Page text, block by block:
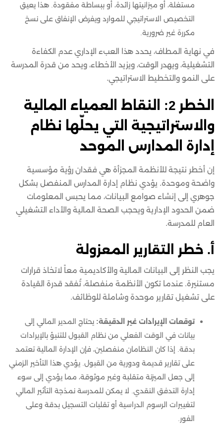
مستغلة، أو ميزانيتها زائدة، أو ببساطة مفقودة. هذا يعيق
التخصيص الاستراتيجي للموارد ويفرض الإنفاق على نسخ
مكررة غير ضرورية.
في نهاية المطاف، يحدد هذا العبء الإداري عدم الكفاءة
التشغيلية، ويهدر الوقت، ويزيد الأخطاء، ويحد من قدرة المدرسة
على النمو والتخطيط الاستراتيجي.
الخطر 2: النقاط العمياء المالية
والاستراتيجية التي يحلّها نظام
إدارة المدارس الموحد
إن أخطر نتيجة للأنظمة المجزأة هي فقدان رؤية مؤسسية
واضحة وموحدة. يؤدي نظام إدارة المدارس المنفصل بشكل
جوهري إلى إنشاء صوامع البيانات، مما يحبس المعلومات
ضمن الحدود الإدارية ويحجب الصحة المالية والأداء التشغيلي
العام للمدرسة.
أ. خطر التقارير المعزولة
يجب النظر إلى البيانات المالية والأكاديمية معاً لاتخاذ قرارات
مستنيرة. عندما تكون الأنظمة منفصلة، تُفقد قدرة القيادة
على تشغيل تقارير موحدة وشاملة للوظائف.
توقعات الإيرادات غير الدقيقة: يحتاج المدير المالي إلى
بيانات في الوقت الفعلي من نظام القبول للتنبؤ بالإيرادات
بدقة. إذا كان النظامان منفصلين، فإن الإدارة المالية تعتمد
على تقارير قديمة ودورية من القبول. يؤدي هذا التأخير الزمني
إلى جعل الميزنة متقلبة وغير موثوقة، مما يؤدي إلى سوء
إدارة التدفق النقدي. لا يمكن للمدرسة نمذجة التأثير المالي
لتغييرات الرسوم الدراسية أو تقلبات التسجيل بدقة وعلى
الفور.